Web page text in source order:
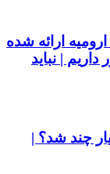
ارائه شده
| نباید
عوض کرد؛ طلای ۱۸ عیار چند شد؟ |